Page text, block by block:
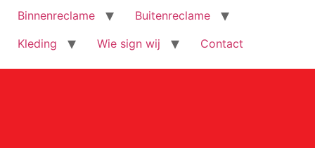
Binnenreclame
Buitenreclame
Kleding
Wie sign wij Contact